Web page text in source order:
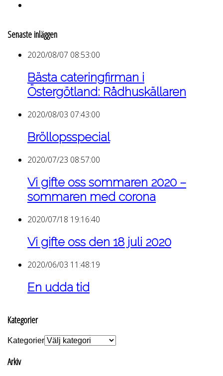
Senaste inläggen
2020/08/07 08:53:00
Bästa cateringfirman i
Östergötland: Rådhuskällaren
2020/08/03 07:43:00
Bröllopsspecial
2020/07/23 08:57:00
Vi gifte oss sommaren 2020 –
sommaren med corona
2020/07/18 19:16:40
Vi gifte oss den 18 juli 2020
2020/06/03 11:48:19
En udda tid
Kategorier
Kategorier
Arkiv